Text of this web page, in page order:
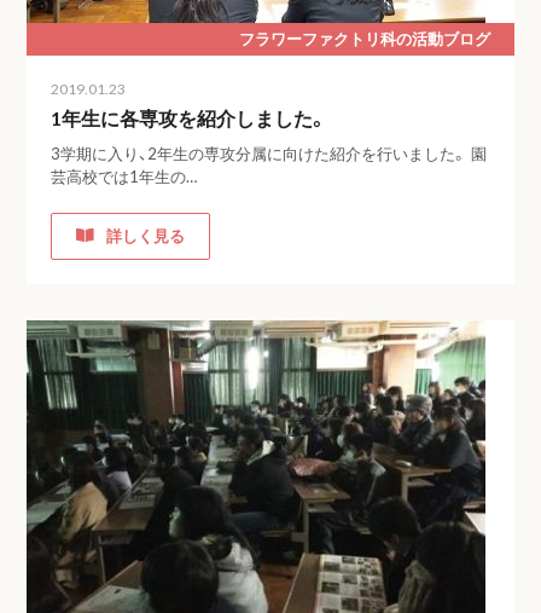
フラワーファクトリ科の活動ブログ
2019.01.23
1年生に各専攻を紹介しました。
3学期に入り、2年生の専攻分属に向けた紹介を行いました。 園
芸高校では1年生の…
詳しく見る